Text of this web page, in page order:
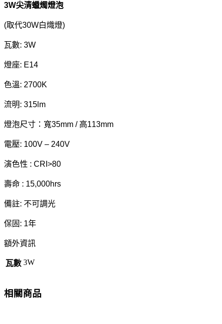
3W尖清蠟燭燈泡
(取代30W白熾燈)
瓦數: 3W
燈座: E14
色溫: 2700K
流明: 315lm
燈泡尺寸：寬35mm / 高113mm
電壓: 100V – 240V
演色性 : CRI>80
壽命 : 15,000hrs
備註: 不可調光
保固: 1年
額外資訊
瓦數 3W
相關商品